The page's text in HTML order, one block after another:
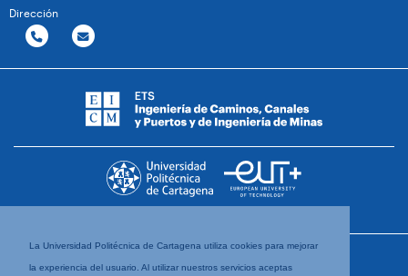
La Universidad Politécnica de Cartagena utiliza cookies para mejorar
la experiencia del usuario. Al utilizar nuestros servicios aceptas
Dirección